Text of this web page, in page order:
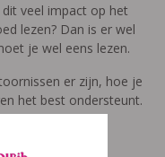
veel impact op het
lezen? Dan is er wel
je wel eens lezen.
er zijn, hoe je
het best ondersteunt.